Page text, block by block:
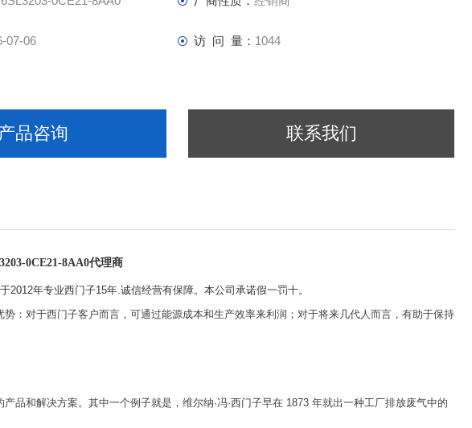
07-06 访 问 量： 1044
产品咨询 联系我们
0CE21-8AA0代理商
2012年专业西门子15年.诚信经营有保障。本公司承诺假一罚十。
：对于西门子客户而言，可通过能源成本和生产效率来利润；对于将来几代人而言，有助于保持
品和解决方案。其中一个例子就是，维尔纳·冯·西门子早在 1873 年就出一种工厂排放废气中的